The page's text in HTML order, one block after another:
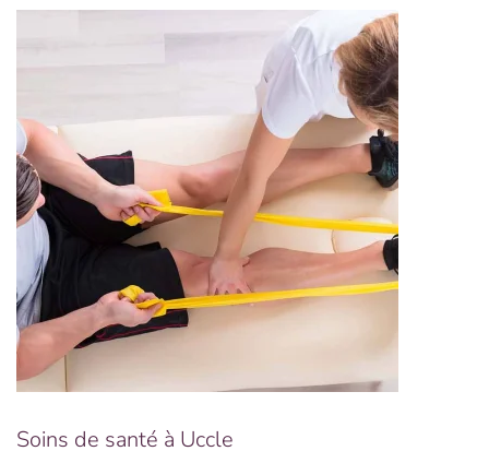
Soins de santé à Uccle